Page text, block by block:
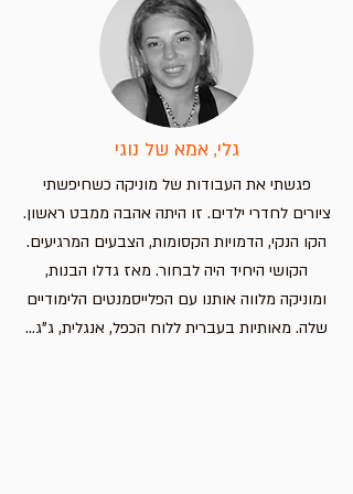
מחיר
הוספה לסל
מחיר
הוספה לסל
הוספה לסל
מחיר
הוספה לסל
גלי, אמא של נוגי
פגשתי את העבודות של מוניקה כשחיפשתי
ציורים לחדרי ילדים. זו היתה אהבה ממבט ראשון.
הקו הנקי, הדמויות הקסומות, הצבעים המרגיעים.
הקושי היחיד היה לבחור. מאז גדלו הבנות,
ומוניקה מלווה אותנו עם הפלייסמנטים הלימודיים
שלה. מאותיות בעברית ללוח הכפל, אנגלית, ג"ג...